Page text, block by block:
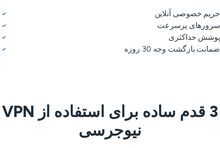
خصوصی آنلاین
پرسرعت
حداکثری
بازگشت وجه 30 روزه
3 قدم ساده برای استفاده از VPN
نیوجرسی